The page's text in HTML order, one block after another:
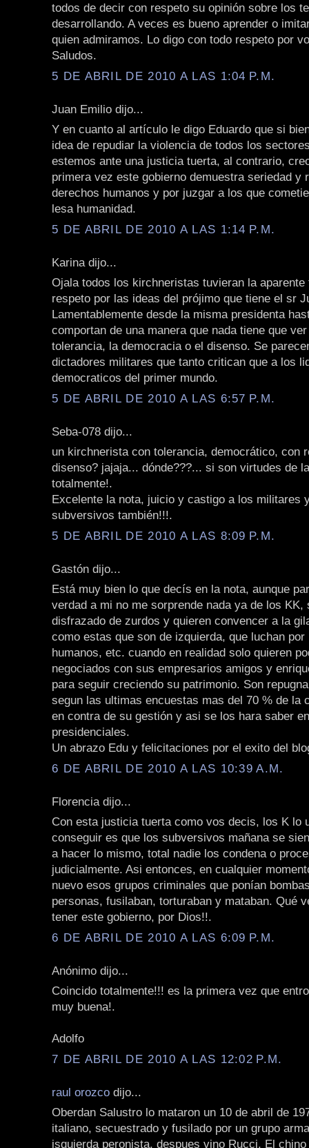
todos de decir con respeto su opinión sobre los
desarrollando. A veces es bueno aprender o
quien admiramos. Lo digo con todo respeto por
Saludos.
5 DE ABRIL DE 2010 A LAS 1:04 P.M.
Juan Emilio dijo...
Y en cuanto al artículo le digo Eduardo que si
idea de repudiar la violencia de todos los
estemos ante una justicia tuerta, al contrario,
primera vez este gobierno demuestra seriedad y
derechos humanos y por juzgar a los que
lesa humanidad.
5 DE ABRIL DE 2010 A LAS 1:14 P.M.
Karina dijo...
Ojala todos los kirchneristas tuvieran la aparente
respeto por las ideas del prójimo que tiene el sr
Lamentablemente desde la misma presidenta
comportan de una manera que nada tiene que
tolerancia, la democracia o el disenso. Se
dictadores militares que tanto critican que a los
democraticos del primer mundo.
5 DE ABRIL DE 2010 A LAS 6:57 P.M.
Seba-078 dijo...
un kirchnerista con tolerancia, democrático, con
disenso? jajaja... dónde???... si son virtudes de
totalmente!.
Excelente la nota, juicio y castigo a los militares
subversivos también!!!.
5 DE ABRIL DE 2010 A LAS 8:09 P.M.
Gastón dijo...
Está muy bien lo que decís en la nota, aunque
verdad a mi no me sorprende nada ya de los KK,
disfrazado de zurdos y quieren convencer a la
como estas que son de izquierda, que luchan
humanos, etc. cuando en realidad solo quieren
negociados con sus empresarios amigos y
para seguir creciendo su patrimonio. Son
segun las ultimas encuestas mas del 70 % de la
en contra de su gestión y asi se los hara saber
presidenciales.
Un abrazo Edu y felicitaciones por el exito del
6 DE ABRIL DE 2010 A LAS 10:39 A.M.
Florencia dijo...
Con esta justicia tuerta como vos decis, los K lo
conseguir es que los subversivos mañana se
a hacer lo mismo, total nadie los condena o
judicialmente. Asi entonces, en cualquier
nuevo esos grupos criminales que ponían
personas, fusilaban, torturaban y mataban. Qué
tener este gobierno, por Dios!!.
6 DE ABRIL DE 2010 A LAS 6:09 P.M.
Anónimo dijo...
Coincido totalmente!!! es la primera vez que
muy buena!.
Adolfo
7 DE ABRIL DE 2010 A LAS 12:02 P.M.
raul orozco dijo...
Oberdan Salustro lo mataron un 10 de abril de
italiano, secuestrado y fusilado por un grupo
isquierda peronista, despues vino Rucci, El